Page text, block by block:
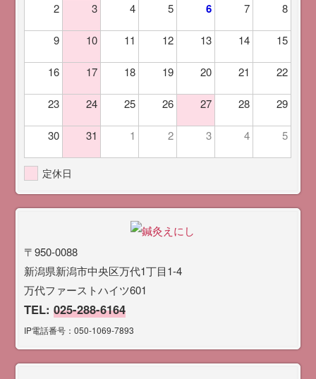
2 3 4 5 6 7 8
9 10 11 12 13 14 15
16 17 18 19 20 21 22
23 24 25 26 27 28 29
30 31 1 2 3 4 5
定休日
〒950-0088
新潟県新潟市中央区万代1丁目1-4
万代ファーストハイツ601
TEL:025-288-6164
IP電話番号：050-1069-7893